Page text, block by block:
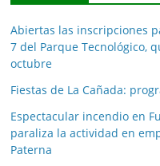
i
a
p
o
r
m
Abiertas las inscripciones
7 del Parque Tecnológico,
octubre
Fiestas de La Cañada:
Espectacular incendio en
paraliza la actividad en
Paterna